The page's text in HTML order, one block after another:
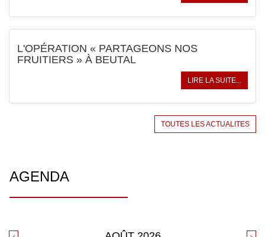
L'OPÉRATION « PARTAGEONS NOS
FRUITIERS » À BEUTAL
LIRE LA SUITE...
TOUTES LES ACTUALITES
AGENDA